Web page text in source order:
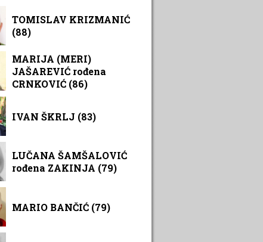
TOMISLAV KRIZMANIĆ
(88)
MARIJA (MERI)
JAŠAREVIĆ rođena
CRNKOVIĆ (86)
IVAN ŠKRLJ (83)
LUČANA ŠAMŠALOVIĆ
rođena ZAKINJA (79)
MARIO BANČIĆ (79)